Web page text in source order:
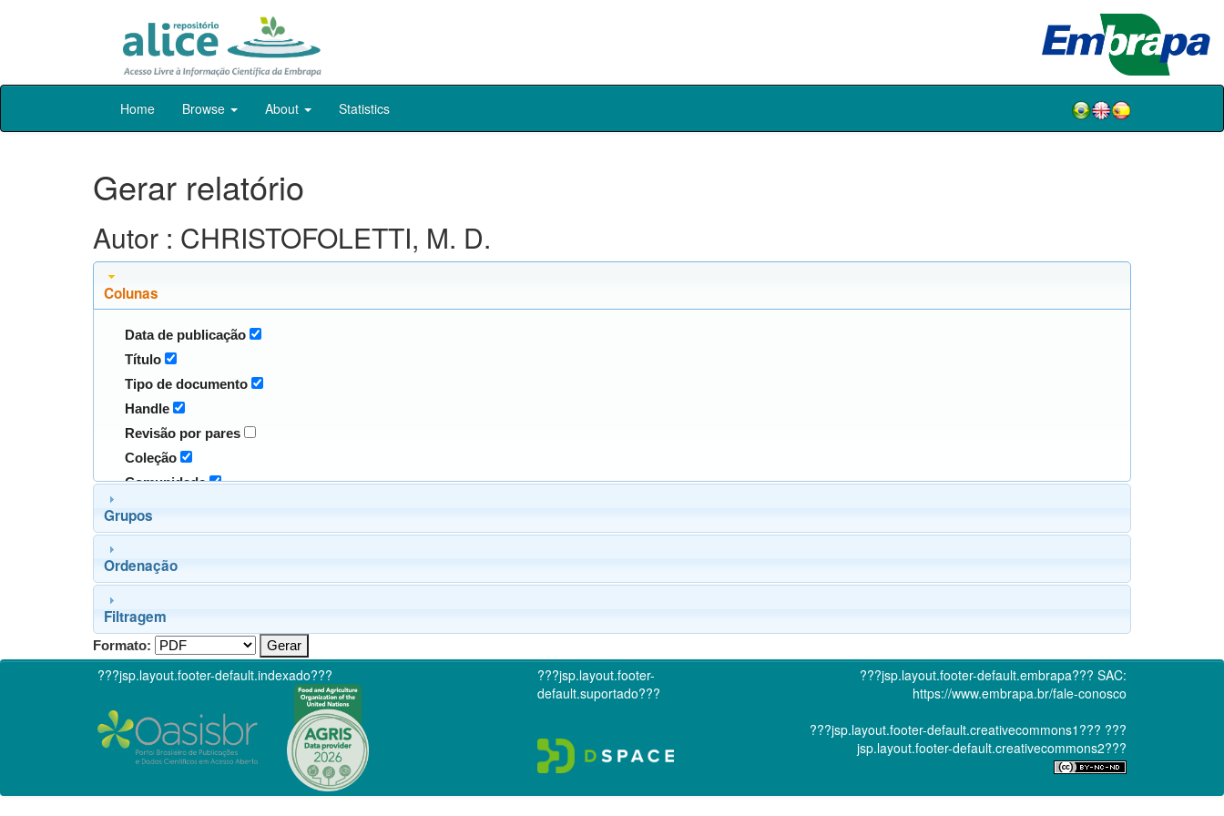
Skip
Home Browse About Statistics
Gerar relatório
Autor : CHRISTOFOLETTI, M. D.
Colunas
Data de publicação
Título
Tipo de documento
Handle
Revisão por pares
Coleção
Comunidade
Grupos
Ordenação
Filtragem
Formato:
???jsp.layout.footer-default.indexado???
???jsp.layout.footer-
default.suportado???
???jsp.layout.footer-default.embrapa??? SAC:
https://www.embrapa.br/fale-conosco
???jsp.layout.footer-default.creativecommons1??? ???
jsp.layout.footer-default.creativecommons2???